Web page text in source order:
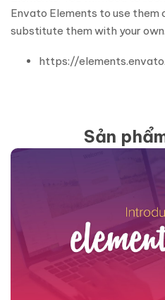
Envato Elements to use them
substitute them with your own.
https://
Sản